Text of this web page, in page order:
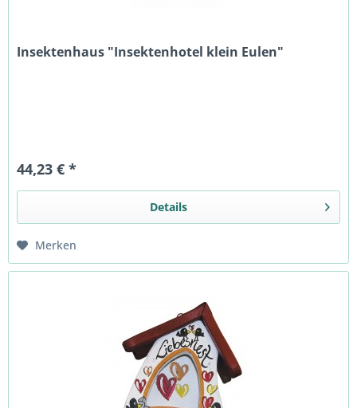
Insektenhaus "Insektenhotel klein Eulen"
44,23 € *
Details
Merken